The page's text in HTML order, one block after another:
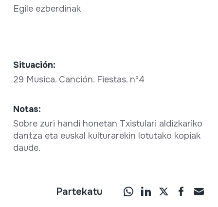
Egile ezberdinak
Situación:
29 Musica. Canción. Fiestas. nº4
Notas:
Sobre zuri handi honetan Txistulari aldizkariko
dantza eta euskal kulturarekin lotutako kopiak
daude.
Partekatu